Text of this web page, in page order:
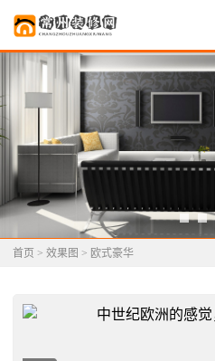
首页 > 效果图 > 欧式豪华